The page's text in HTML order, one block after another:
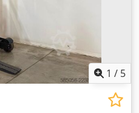
1 / 5